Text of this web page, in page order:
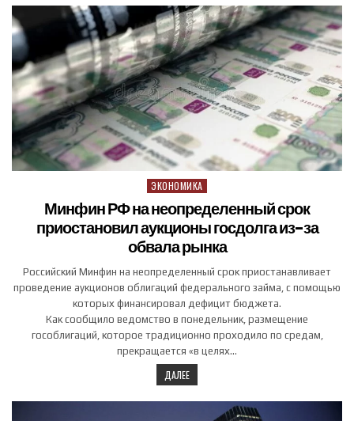
Posted in
ЭКОНОМИКА
Минфин РФ на неопределенный срок
приостановил аукционы госдолга из-за
обвала рынка
Российский Минфин на неопределенный срок приостанавливает
проведение аукционов облигаций федерального займа, с помощью
которых финансировал дефицит бюджета.
Как сообщило ведомство в понедельник, размещение
гособлигаций, которое традиционно проходило по средам,
прекращается «в целях…
ДАЛЕЕ